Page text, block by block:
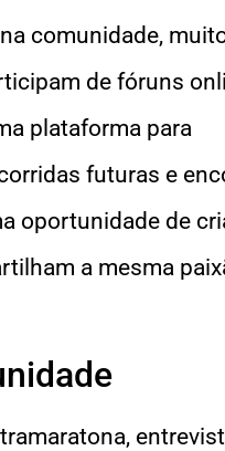
comunidade,
de fóruns
plataforma para
futuras e
oportunidade de
a mesma